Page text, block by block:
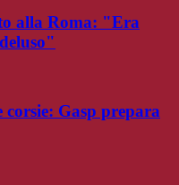
alla Roma: "Era
corsie: Gasp prepara